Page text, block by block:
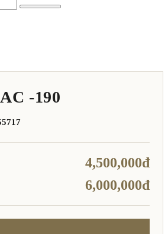
-190
4,500,000đ
6,000,000đ